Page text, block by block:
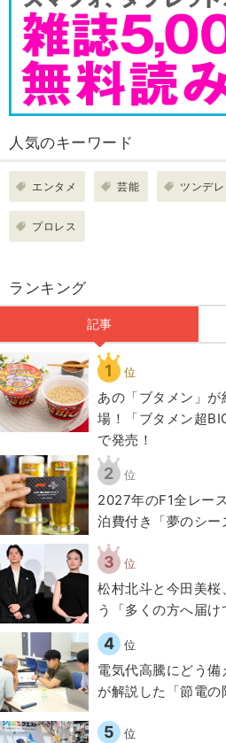
人気のキーワード
エンタメ 芸能 ツンデレ
プロレス
ランキング
記事
1 位
あの「ブタメン」
場！「ブタメン超
で発売！
2 位
2027年のF1全レー
泊費付き「夢のシー
3 位
松村北斗と今田美
う「多くの方へ届け
4 位
電気代高騰にどう
が解説した「節電
5 位